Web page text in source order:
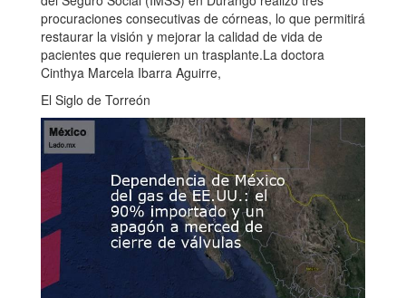
procuraciones consecutivas de córneas, lo que permitirá
restaurar la visión y mejorar la calidad de vida de
pacientes que requieren un trasplante.La doctora
Cinthya Marcela Ibarra Aguirre,
El Siglo de Torreón